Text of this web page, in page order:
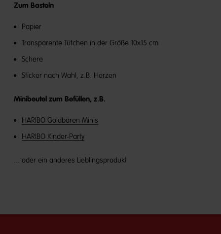
Zum Basteln
Papier
Transparente Tütchen in der Größe 10x15 cm
Schere
Sticker nach Wahl, z.B. Herzen
Minibeutel zum Befüllen, z.B.
HARIBO Goldbären Minis
HARIBO Kinder-Party
... oder ein anderes Lieblingsprodukt